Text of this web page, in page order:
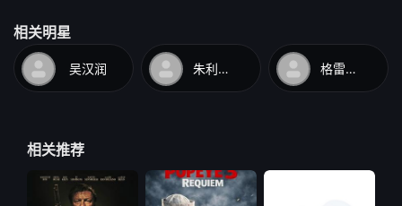
相关明星
吴汉润 朱利安·山德斯 格雷格·T·尼尔森
相关推荐